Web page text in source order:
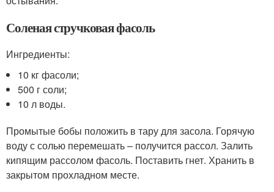
Соленая стручковая фасоль
Ингредиенты:
10 кг фасоли;
500 г соли;
10 л воды.
Промытые бобы положить в тару для засола. Горячую
воду с солью перемешать – получится рассол. Залить
кипящим рассолом фасоль. Поставить гнет. Хранить в
закрытом прохладном месте.